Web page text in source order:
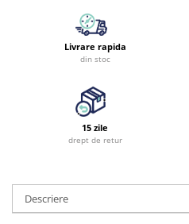
Livrare rapida
din stoc
15 zile
drept de retur
Descriere